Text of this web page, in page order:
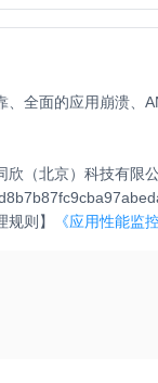
、全面的应用崩溃、
欣（北京）科技有限
规则】 《应用性能监